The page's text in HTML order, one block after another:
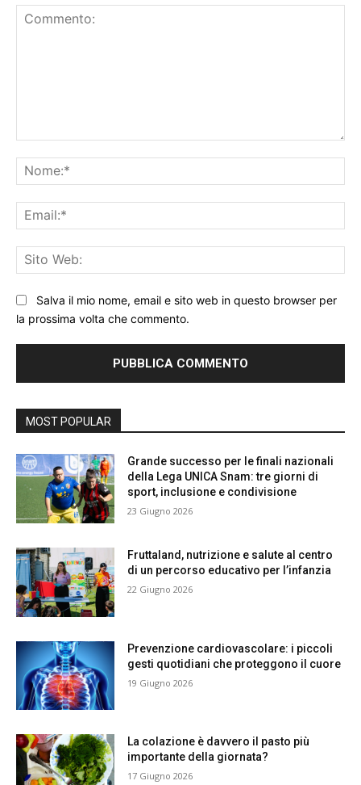
Salva il mio nome, email e sito web in questo browser per
la prossima volta che commento.
MOST POPULAR
Grande successo per le finali nazionali
della Lega UNICA Snam: tre giorni di
sport, inclusione e condivisione
23 Giugno 2026
Fruttaland, nutrizione e salute al centro
di un percorso educativo per l’infanzia
22 Giugno 2026
Prevenzione cardiovascolare: i piccoli
gesti quotidiani che proteggono il cuore
19 Giugno 2026
La colazione è davvero il pasto più
importante della giornata?
17 Giugno 2026